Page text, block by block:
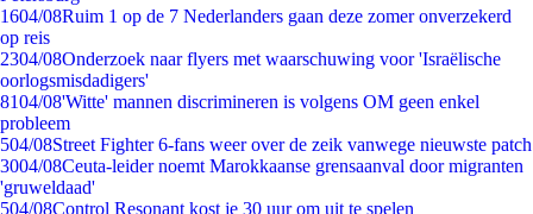
1604/08Ruim 1 op de 7 Nederlanders gaan deze zomer onverzekerd
op reis
2304/08Onderzoek naar flyers met waarschuwing voor 'Israëlische
oorlogsmisdadigers'
8104/08'Witte' mannen discrimineren is volgens OM geen enkel
probleem
504/08Street Fighter 6-fans weer over de zeik vanwege nieuwste patch
3004/08Ceuta-leider noemt Marokkaanse grensaanval door migranten
'gruweldaad'
504/08Control Resonant kost je 30 uur om uit te spelen